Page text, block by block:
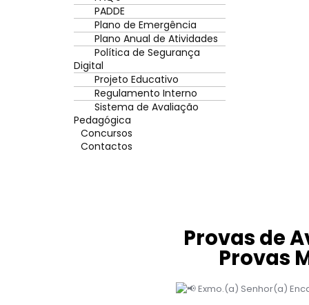
PADDE
Plano de Emergência
Plano Anual de Atividades
Política de Segurança
Digital
Projeto Educativo
Regulamento Interno
Sistema de Avaliação
Pedagógica
Concursos
Contactos
Provas de
Provas
Exmo.(a) Senhor(a)